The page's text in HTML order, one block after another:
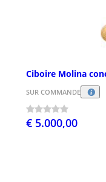
Ciboire Molina
SUR COMMANDE
€ 5.000,00